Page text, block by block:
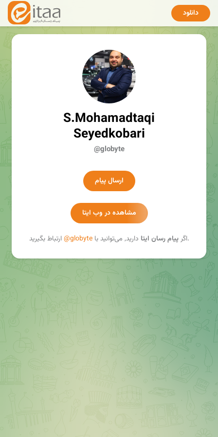
دانلود
S.Mohamadtaqi
Seyedkobari
@globyte
ارسال پیام
مشاهده در وب ایتا
اگرپیام رسان ایتا دارید, می‌توانید با@globyte ارتباط بگیرید.